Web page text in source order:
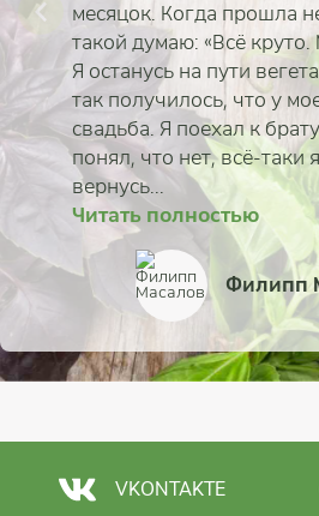
месяцок. Когда прошла
такой думаю: «Всё круто.
Я останусь на пути
так получилось, что у
свадьба. Я поехал к
понял, что нет, всё-таки
вернусь...
Читать полностью
Филипп
Читать
Читать
Читать
Читать
Читать
Читать
Читать
VKONTAKTE